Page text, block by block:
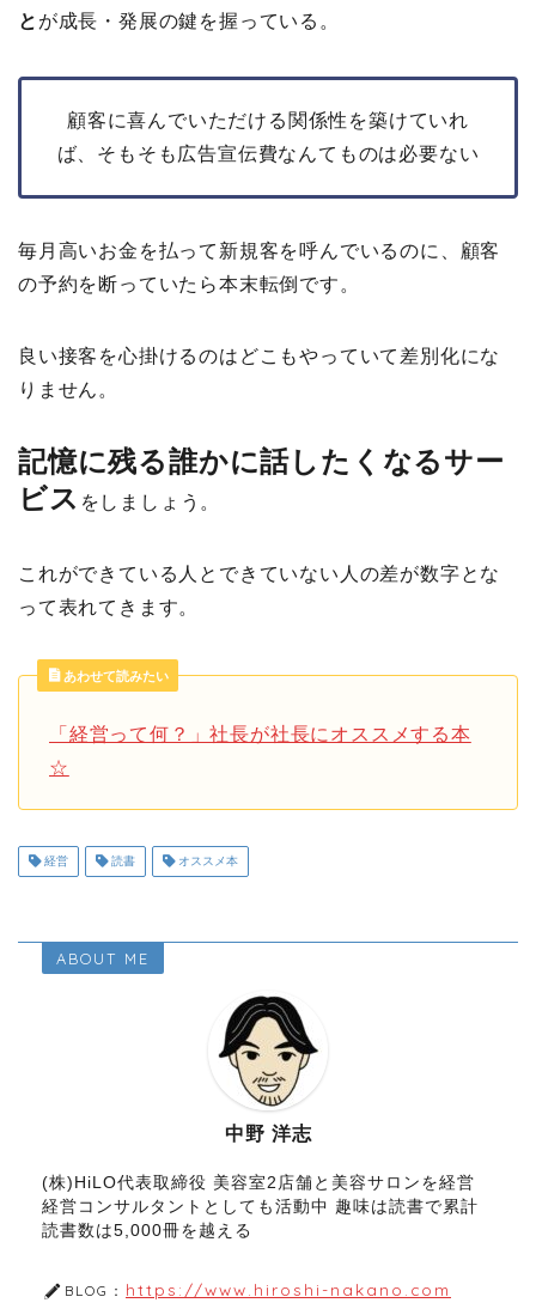
と が成長・発展の鍵を握っている。
顧客に喜んでいただける関係性を築けていれ
ば、そもそも広告宣伝費なんてものは必要ない
毎月高いお金を払って新規客を呼んでいるのに、顧客
の予約を断っていたら本末転倒です。
良い接客を心掛けるのはどこもやっていて差別化にな
りません。
記憶に残る誰かに話したくなるサー
ビス をしましょう。
これができている人とできていない人の差が数字とな
って表れてきます。
あわせて読みたい
「経営って何？」社長が社長にオススメする本
☆
経営 読書 オススメ本
ABOUT ME
中野 洋志
(株)HiLO代表取締役 美容室2店舗と美容サロンを経営
経営コンサルタントとしても活動中 趣味は読書で累計
読書数は5,000冊を越える
BLOG： https://www.hiroshi-nakano.com